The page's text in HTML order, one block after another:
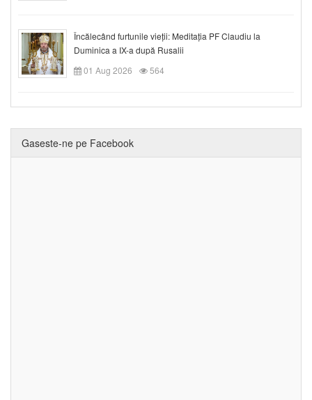
Încălecând furtunile vieții: Meditația PF Claudiu la
Duminica a IX-a după Rusalii
01 Aug 2026
564
Gaseste-ne pe Facebook